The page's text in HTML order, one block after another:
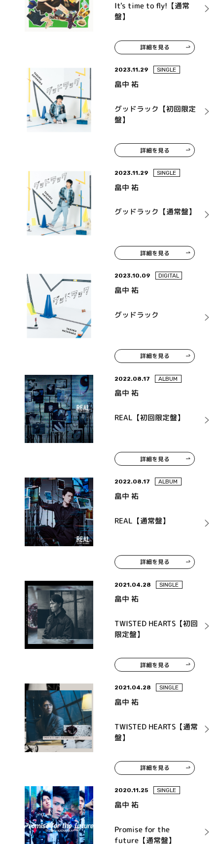
It's time to fly!【通常
盤】
詳細を見る
2023.11.29 SINGLE
畠中 祐
グッドラック【初回限定
盤】
詳細を見る
2023.11.29 SINGLE
畠中 祐
グッドラック【通常盤】
詳細を見る
2023.10.09 DIGITAL
畠中 祐
グッドラック
詳細を見る
2022.08.17 ALBUM
畠中 祐
REAL【初回限定盤】
詳細を見る
2022.08.17 ALBUM
畠中 祐
REAL【通常盤】
詳細を見る
2021.04.28 SINGLE
畠中 祐
TWISTED HEARTS【初回
限定盤】
詳細を見る
2021.04.28 SINGLE
畠中 祐
TWISTED HEARTS【通常
盤】
詳細を見る
2020.11.25 SINGLE
畠中 祐
Promise for the
future【通常盤】